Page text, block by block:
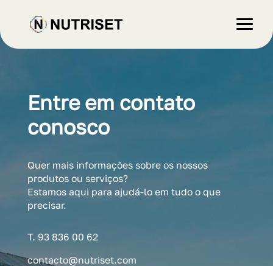
Entre em contato
conosco
Quer mais informações sobre os nossos
produtos ou serviços?
Estamos aqui para ajudá-lo em tudo o que
precisar.
T. 93 836 00 62
contacto@nutriset.com